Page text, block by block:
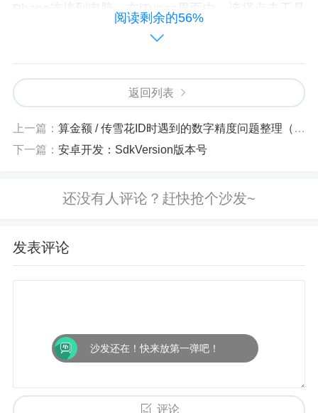
Phone连接到电脑。在iTunes界面中，选择点击工具
步骤2：进入手机信息界面后，选择【照片】选项
这里要注意的是，只能选择导入文件夹，因此需要
在电脑上新建一个文件夹，将自己想要导入到iPhon
e的照片放入文件夹中即可。
阅读剩余的56%
返回列表
上一篇： 算金额 / 传雪花ID时遇到的数字精度问题整理（前端及后端）
下一篇： 安卓开发：SdkVersion版本号
发表评论
评论
沙发还在！快来放第一弹吧！